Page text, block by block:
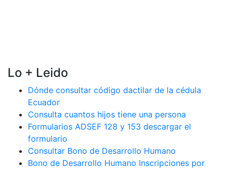
Lo + Leido
Dónde consultar código dactilar de la cédula
Ecuador
Consulta cuantos hijos tiene una persona
Formularios ADSEF 128 y 153 descargar el
formulario
Consultar Bono de Desarrollo Humano
Bono de Desarrollo Humano Inscripciones por